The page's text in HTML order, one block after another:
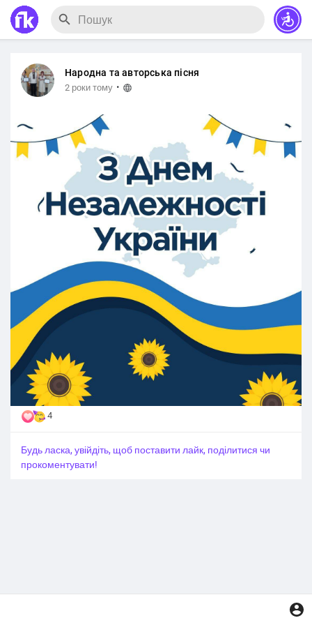
Народна та авторська пісня
2 роки тому ·
4
Будь ласка, увійдіть, щоб поставити лайк, поділитися чи
прокоментувати!